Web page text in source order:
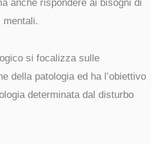
anche rispondere ai bisogni di
si focalizza sulle
della patologia ed ha l’obiettivo
determinata dal disturbo